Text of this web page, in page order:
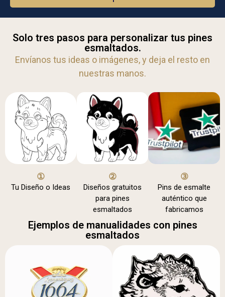
Solo tres pasos para personalizar tus pines
esmaltados.
Envíanos tus ideas o imágenes, y deja el resto en
nuestras manos.
①
Tu Diseño o Ideas
②
Diseños gratuitos
para pines
esmaltados
③
Pins de esmalte
auténtico que
fabricamos
Ejemplos de manualidades con pines
esmaltados